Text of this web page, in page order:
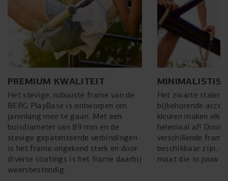
PREMIUM KWALITEIT
Het stevige, robuuste frame van de
BERG PlayBase is ontworpen om
jarenlang mee te gaan. Met een
buisdiameter van 89 mm en de
stevige gepatenteerde verbindingen
is het frame ongekend sterk en door
diverse coatings is het frame daarbij
weersbestendig.
Het zwarte stalen
bijbehorende
kleuren maken
helemaal af!
verschillende
beschikbaar zijn,
maat die in jouw